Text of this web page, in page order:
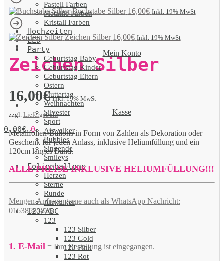
Mein Konto
Kasse
0,00€ 0
Pastell Farben
Metallic Farben
Kristall Farben
Hochzeiten
LED
Party
Geburtstag Baby
Geburtstag Kinder
Geburtstag Eltern
Ostern
Muttertag
Weihnachten
Silvester
Sport
Airwalker
Bubbles
Singende
Smileys
Folienballons
Herzen
Sterne
Runde
Airwalker
123/ABC
123
123 Silber
123 Gold
123 Pink
123 Rot
Buchstabe Silber 16,00€ Inkl. 19% MwSt
Zeichen Silber 16,00€ Inkl. 19% MwSt
Zeichen Silber
16,00€ Inkl. 19% MwSt
zzgl. Liefergebühr
Metallfolien-Ballons in Form von Zahlen als Dekoration oder
Geschenk für jeden Anlass, inklusive Heliumfüllung und ein
120cm langes Band.
ALLE PREISE INKLUSIVE HELIUMFÜLLUNG!!!
Mengen Anfrage gerne auch als WhatsApp Nachricht:
01638585825.
1. E-Mail = Ihre Bestellung ist eingegangen.